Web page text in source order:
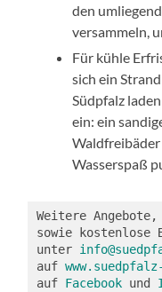
den
versammeln,
Für kühle
sich ein
Südpfalz
ein: ein
Wasserspaß
Weitere
sowie kostenlose
unter
auf
auf Facebook und